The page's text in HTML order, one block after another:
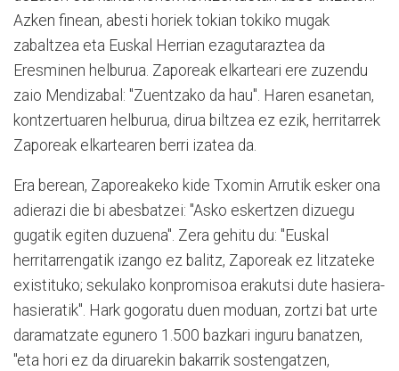
Azken finean, abesti horiek tokian tokiko mugak
zabaltzea eta Euskal Herrian ezagutaraztea da
Eresminen helburua. Zaporeak elkarteari ere zuzendu
zaio Mendizabal: "Zuentzako da hau". Haren esanetan,
kontzertuaren helburua, dirua biltzea ez ezik, herritarrek
Zaporeak elkartearen berri izatea da.
Era berean, Zaporeakeko kide Txomin Arrutik esker ona
adierazi die bi abesbatzei: "Asko eskertzen dizuegu
gugatik egiten duzuena". Zera gehitu du: "Euskal
herritarrengatik izango ez balitz, Zaporeak ez litzateke
existituko; sekulako konpromisoa erakutsi dute hasiera-
hasieratik". Hark gogoratu duen moduan, zortzi bat urte
daramatzate egunero 1.500 bazkari inguru banatzen,
"eta hori ez da diruarekin bakarrik sostengatzen,